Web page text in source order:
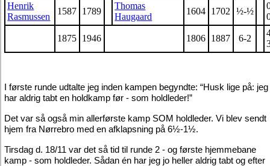
Henrik
Rasmussen
1587 1789
Thomas
Haugaard
1604 1702 ½-½
1875 1946 1806 1887 6-2
I første runde udtalte jeg inden kampen begyndte: “Husk lige på: jeg
har aldrig tabt en holdkamp før - som holdleder!”
Det var så også min allerførste kamp SOM holdleder. Vi blev sendt
hjem fra Nørrebro med en afklapsning på 6½-1½.
Tirsdag d. 18/11 var det så tid til runde 2 - og første hjemmebane
kamp - som holdleder. Sådan én har jeg jo heller aldrig tabt og efter